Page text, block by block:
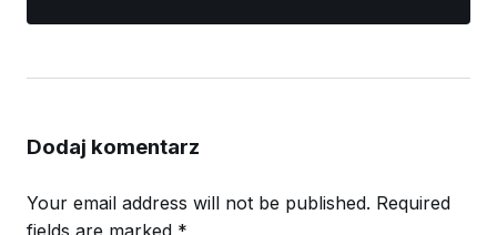
Dodaj komentarz
Your email address will not be published. Required
fields are marked *